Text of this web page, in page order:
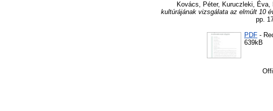
Kovács, Péter, Kuruczleki, Éva,
kultúrájának vizsgálata az elmúlt 10
pp.
PDF -
639kB